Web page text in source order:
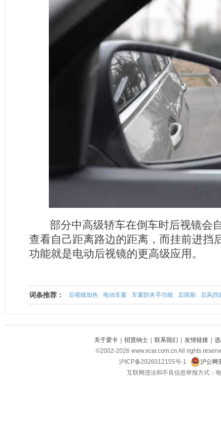
部分中高级轿车在倒车时后视镜会
查看自己距离路边的距离，而挂前进挡
功能就是电动后视镜的更高级应用。
词条推荐： 后视镜加热 电动车窗 车窗防夹手功能 后雨刷 后风挡
关于爱卡 招贤纳士 联系我们 友情链接
©2002-2026 www.xcar.com.cn All rights
沪ICP备2026012155号-1
沪公网
互联网违法和不良信息举报方式：